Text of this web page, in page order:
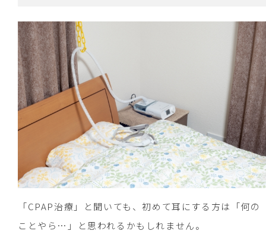
「CPAP治療」と聞いても、初めて耳にする方は「何の
ことやら…」と思われるかもしれません。